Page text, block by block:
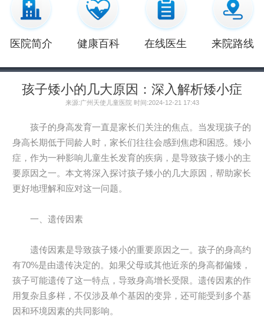
医院简介 健康百科 在线医生 来院路线
孩子矮小的几大原因：深入解析矮小症
来源:广州天使儿童医院 时间:2024-12-21 17:43
孩子的身高发育一直是家长们关注的焦点。当发现孩子的
身高长期低于同龄人时，家长们往往会感到焦虑和困惑。矮小
症，作为一种影响儿童生长发育的疾病，是导致孩子矮小的主
要原因之一。本文将深入探讨孩子矮小的几大原因，帮助家长
更好地理解和应对这一问题。
一、遗传因素
遗传因素是导致孩子矮小的重要原因之一。孩子的身高约
有70%是由遗传决定的。如果父母或其他近亲的身高都偏矮，
孩子可能遗传了这一特点，导致身高增长受限。遗传因素的作
用复杂且多样，不仅涉及单个基因的变异，还可能受到多个基
因和环境因素的共同影响。